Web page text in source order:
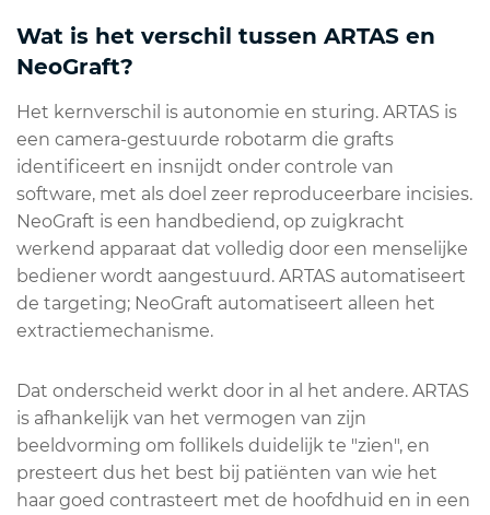
Wat is het verschil tussen ARTAS en
NeoGraft?
Het kernverschil is autonomie en sturing. ARTAS is
een camera-gestuurde robotarm die grafts
identificeert en insnijdt onder controle van
software, met als doel zeer reproduceerbare incisies.
NeoGraft is een handbediend, op zuigkracht
werkend apparaat dat volledig door een menselijke
bediener wordt aangestuurd. ARTAS automatiseert
de targeting; NeoGraft automatiseert alleen het
extractiemechanisme.
Dat onderscheid werkt door in al het andere. ARTAS
is afhankelijk van het vermogen van zijn
beeldvorming om follikels duidelijk te "zien", en
presteert dus het best bij patiënten van wie het
haar goed contrasteert met de hoofdhuid en in een